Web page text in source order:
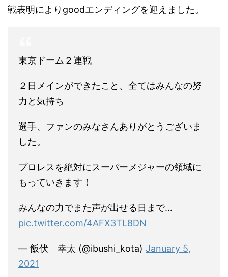
戦表明によりgoodエンディングを迎えました。
東京ドーム２連戦
２日メインができたこと、全てはみんなの努
力と気持ち
選手、ファンのみなさんありがとうございま
した。
プロレスを絶対にスーパーメジャーの領域に
もっていきます！
みんなの力でまた声が出せる日まで…
pic.twitter.com/4AFX3TL8DN
— 飯伏 幸太 (@ibushi_kota) January 5,
2021